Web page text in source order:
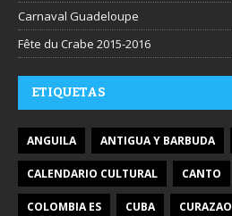
Carnaval Guadeloupe
Fête du Crabe 2015-2016
ETIQUETAS
ANGUILA ANTIGUA Y BARBUDA
CALENDARIO CULTURAL CANTO
COLOMBIA ES CUBA CURAZAO